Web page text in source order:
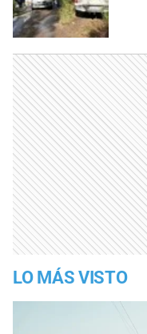
LO MÁS VISTO